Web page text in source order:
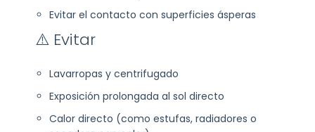
Evitar el contacto con superficies ásperas
⚠️ Evitar
Lavarropas y centrifugado
Exposición prolongada al sol directo
Calor directo (como estufas, radiadores o